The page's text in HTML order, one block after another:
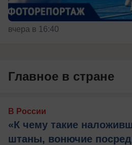
вчера в 16:40
Главное в стране
В России
«К чему такие
штаны, вонючие